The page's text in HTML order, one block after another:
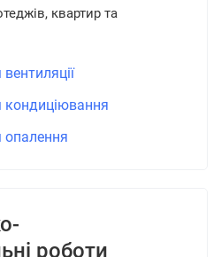
квартир та
кондиціювання
опалення
роботи